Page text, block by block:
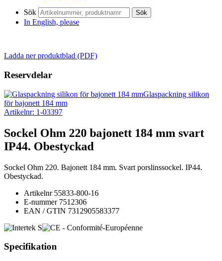
Sök Sök
In English, please
Ladda ner produktblad (PDF)
Reservdelar
Glaspackning silikon
för bajonett 184 mm
Artikelnr: 1-03397
Sockel Ohm 220 bajonett 184 mm svart
IP44. Obestyckad
Sockel Ohm 220. Bajonett 184 mm. Svart porslinssockel. IP44.
Obestyckad.
Artikelnr55833-800-16
E-nummer7512306
EAN / GTIN 7312905583377
Specifikation